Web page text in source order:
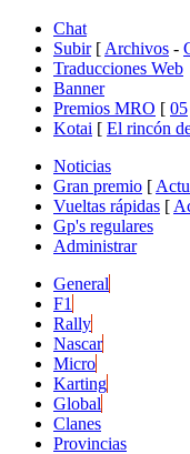
Chat
Subir [ Archivos -
Traducciones Web
Banner
Premios MRO [ 05
Kotai [ El rincón
Noticias
Gran premio [
Vueltas rápidas [
Gp's regulares
Administrar
General
F1
Rally
Nascar
Micro
Karting
Global
Clanes
Provincias